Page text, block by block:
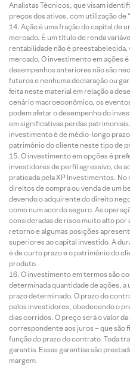
Analistas Técnicos, que visam
preços dos ativos, com utilização de
Ação é uma fração do capital de
mercado. É um título de renda
rentabilidade não é
mercado. O investimento em ações
desempenhos anteriores não são
futuros e nenhuma declaração ou
feita neste material em relação a
cenário macroeconômico, os
podem afetar o desempenho do
em significativas perdas
investimento é de médio-longo
patrimônio do cliente neste tipo de
O investimento em opções é
investidores de perfil agressivo, de
praticada pela XP Investimentos.
direitos de compra ou venda de um
devendo o adquirente do direito
como num acordo seguro. As
consideradas de risco muito alto
retorno e algumas posições
superiores ao capital investido. A
é de curto prazo e o patrimônio do
produto.
O investimento em termos são
determinada quantidade de ações, a
prazo determinado. O prazo do
pelos investidores, obedecendo o
dias corridos. O preço será o valor
correspondente aos juros – que são
função do prazo do contrato. Toda
garantia. Essas garantias são
margem.